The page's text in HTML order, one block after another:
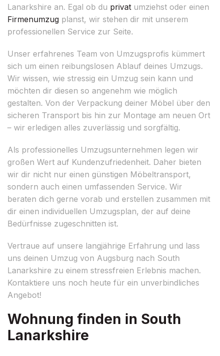
Lanarkshire an. Egal ob du privat umziehst oder einen
Firmenumzug planst, wir stehen dir mit unserem
professionellen Service zur Seite.
Unser erfahrenes Team von Umzugsprofis kümmert
sich um einen reibungslosen Ablauf deines Umzugs.
Wir wissen, wie stressig ein Umzug sein kann und
möchten dir diesen so angenehm wie möglich
gestalten. Von der Verpackung deiner Möbel über den
sicheren Transport bis hin zur Montage am neuen Ort
– wir erledigen alles zuverlässig und sorgfältig.
Als professionelles Umzugsunternehmen legen wir
großen Wert auf Kundenzufriedenheit. Daher bieten
wir dir nicht nur einen günstigen Möbeltransport,
sondern auch einen umfassenden Service. Wir
beraten dich gerne vorab und erstellen zusammen mit
dir einen individuellen Umzugsplan, der auf deine
Bedürfnisse zugeschnitten ist.
Vertraue auf unsere langjährige Erfahrung und lass
uns deinen Umzug von Augsburg nach South
Lanarkshire zu einem stressfreien Erlebnis machen.
Kontaktiere uns noch heute für ein unverbindliches
Angebot!
Wohnung finden in South
Lanarkshire